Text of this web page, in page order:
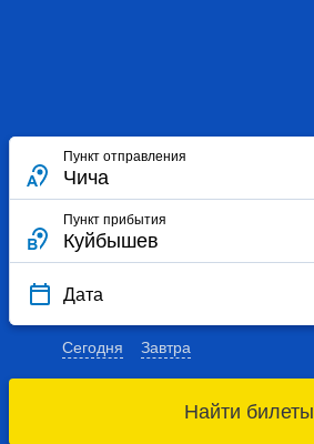
Пункт отправления
Пункт прибытия
Дата
Сегодня Завтра
Найти билеты